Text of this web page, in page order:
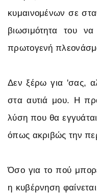
κυμαινομένων σε
βιωσιμότητα του να
πρωτογενή
Δεν ξέρω για 'σας,
στα αυτιά μου. Η
λύση που θα
όπως ακριβώς την
Όσο για το πού
η κυβέρνηση